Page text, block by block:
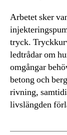
Arbetet sker
tryck.
ledtrådar om
omgångar
betong och
rivning,
livslängden